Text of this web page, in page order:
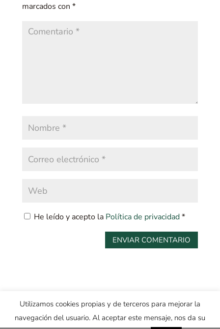
marcados con *
He leído y acepto la Política de privacidad*
© SENDEROS DE SILENCIO |Diseñador Web: Max Camuñas |
Utilizamos cookies propias y de terceros para mejorar la
navegación del usuario. Al aceptar este mensaje, nos da su